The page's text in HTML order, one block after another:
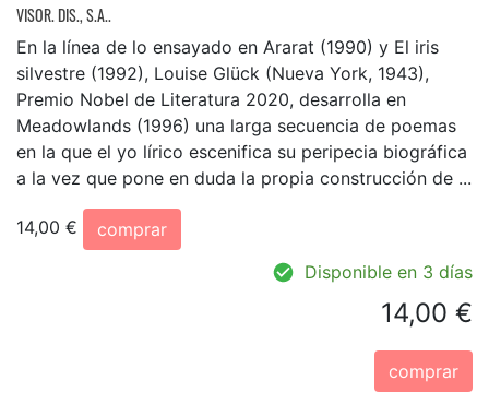
VISOR. DIS., S.A..
En la línea de lo ensayado en Ararat (1990) y El iris
silvestre (1992), Louise Glück (Nueva York, 1943),
Premio Nobel de Literatura 2020, desarrolla en
Meadowlands (1996) una larga secuencia de poemas
en la que el yo lírico escenifica su peripecia biográfica
a la vez que pone en duda la propia construcción de ...
14,00 €
comprar
Disponible en 3 días
14,00 €
comprar